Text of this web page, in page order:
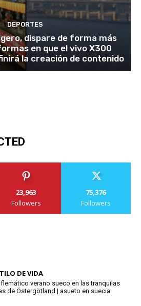
DEPORTES
dispare de forma más
en que el vivo X300
la creación de contenido
23,963
Followers
75,376
Followers
DE VIDA
verano sueco en las tranquilas
de Östergötland | asueto en suecia